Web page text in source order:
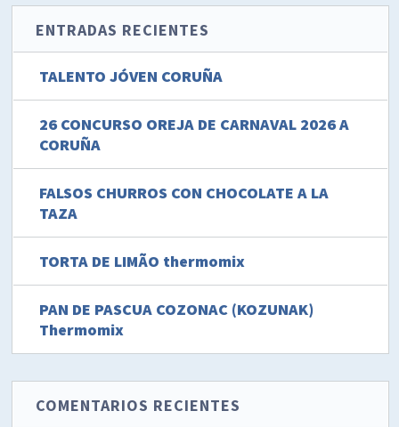
ENTRADAS RECIENTES
TALENTO JÓVEN CORUÑA
26 CONCURSO OREJA DE CARNAVAL 2026 A
CORUÑA
FALSOS CHURROS CON CHOCOLATE A LA
TAZA
TORTA DE LIMÃO thermomix
PAN DE PASCUA COZONAC (KOZUNAK)
Thermomix
COMENTARIOS RECIENTES